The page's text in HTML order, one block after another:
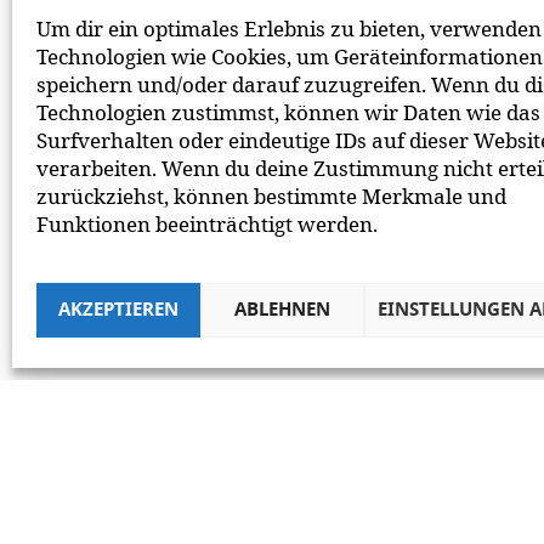
Um dir ein optimales Erlebnis zu bieten,
Technologien wie Cookies, um
speichern und/oder darauf zuzugreifen. Wenn du
Technologien zustimmst, können wir Daten wie das
Surfverhalten oder eindeutige IDs auf dieser
verarbeiten. Wenn du deine Zustimmung nicht
zurückziehst, können bestimmte Merkmale und
Funktionen beeinträchtigt werden.
AKZEPTIEREN ABLEHNEN EINSTELLUNGEN
BEACHTE BITTE UNSERENETIQUETTEZUM